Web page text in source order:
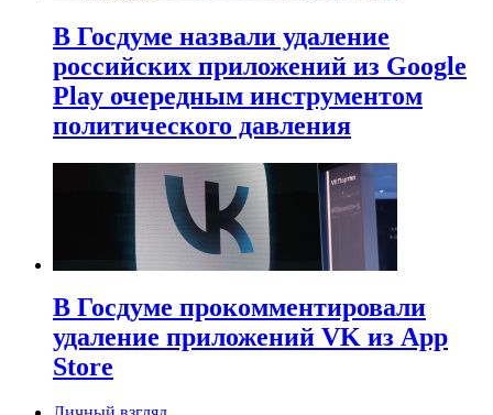
В Госдуме назвали удаление
российских приложений из Google
Play очередным инструментом
политического давления
В Госдуме прокомментировали
удаление приложений VK из App
Store